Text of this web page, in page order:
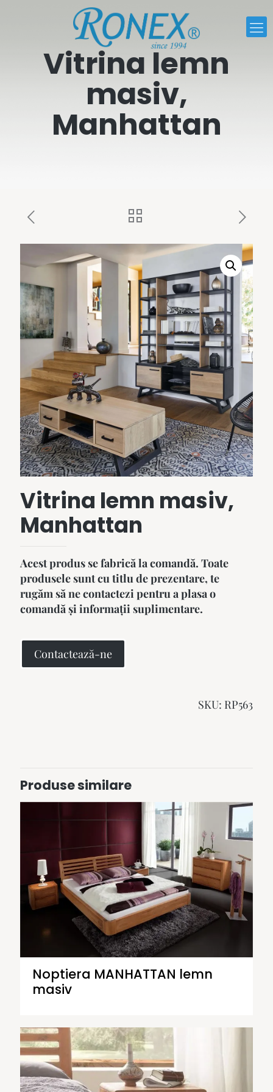
Vitrina lemn
masiv,
Manhattan
Vitrina lemn masiv,
Manhattan
Acest produs se fabrică la comandă. Toate
produsele sunt cu titlu de prezentare, te
rugăm să ne contactezi pentru a plasa o
comandă și informații suplimentare.
Contactează-ne
SKU: RP563
Produse similare
Noptiera MANHATTAN lemn
masiv